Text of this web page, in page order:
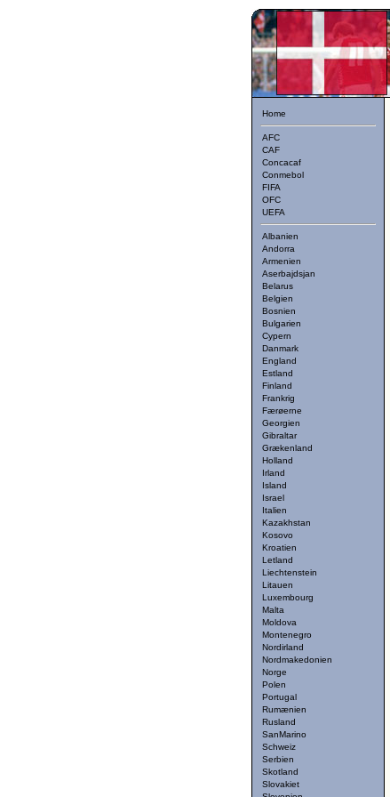
Home
AFC
CAF
Concacaf
Conmebol
FIFA
OFC
UEFA
Albanien
Andorra
Armenien
Aserbajdsjan
Belarus
Belgien
Bosnien
Bulgarien
Cypern
Danmark
England
Estland
Finland
Frankrig
Færøerne
Georgien
Gibraltar
Grækenland
Holland
Irland
Island
Israel
Italien
Kazakhstan
Kosovo
Kroatien
Letland
Liechtenstein
Litauen
Luxembourg
Malta
Moldova
Montenegro
Nordirland
Nordmakedonien
Norge
Polen
Portugal
Rumænien
Rusland
SanMarino
Schweiz
Serbien
Skotland
Slovakiet